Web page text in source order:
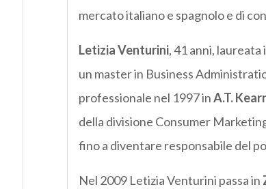
mercato italiano e spagnolo e di
Letizia Venturini, 41 anni, laureata
un master in Business
professionale nel 1997 inA.T.
della divisione Consumer
fino a diventare responsabile del
Nel 2009 Letizia Venturini passa in